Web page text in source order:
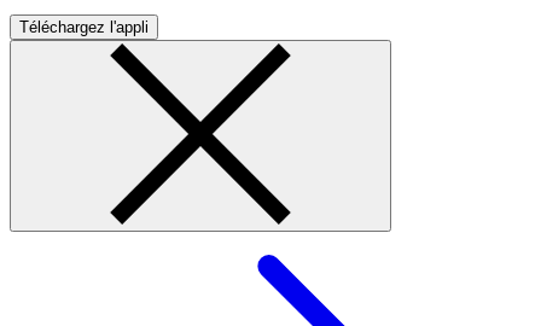
Téléchargez l'appli